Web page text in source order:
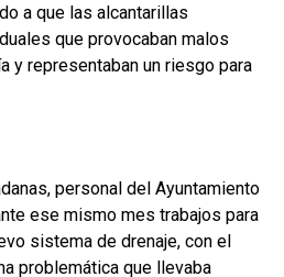
a que las alcantarillas
que provocaban malos
y representaban un riesgo para
personal del Ayuntamiento
ese mismo mes trabajos para
sistema de drenaje, con el
problemática que llevaba